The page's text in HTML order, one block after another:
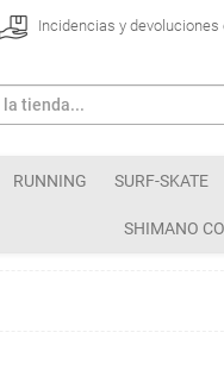
Incidencias y devoluciones
RUNNING SURF-SKATE
SHIMANO